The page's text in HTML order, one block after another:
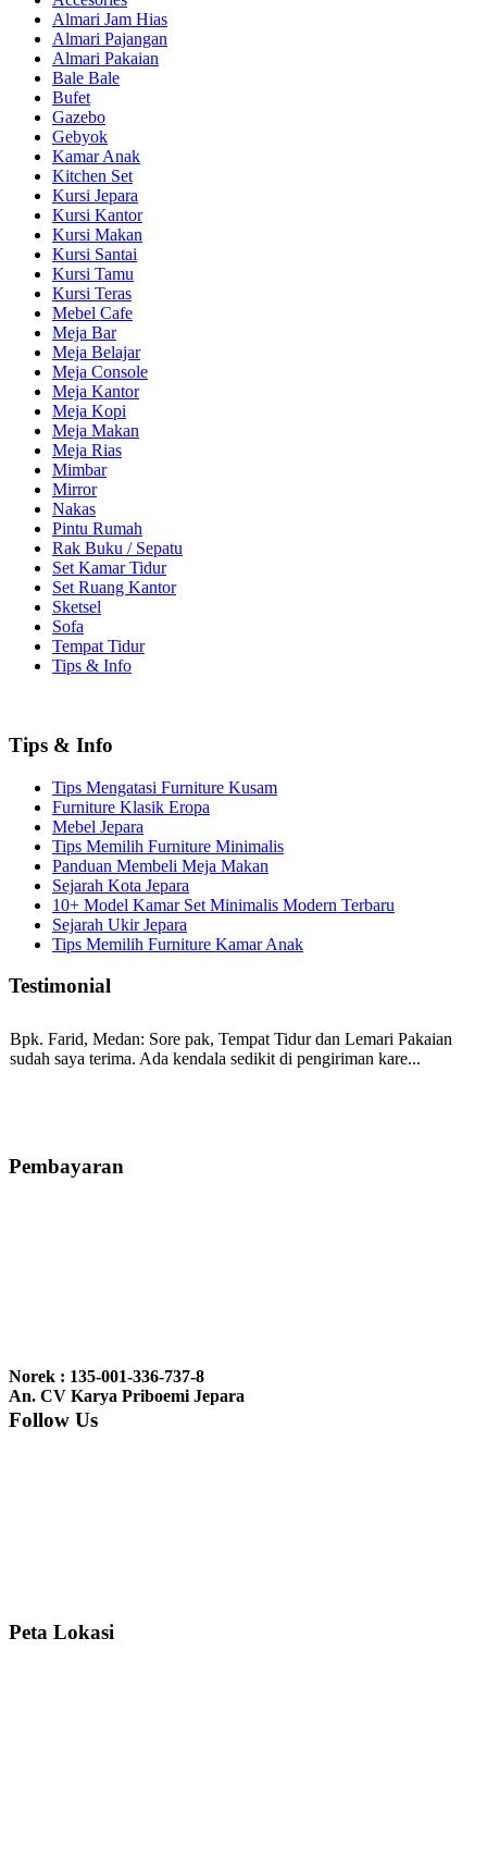
Almari Jam Hias
Almari Pajangan
Almari Pakaian
Bale Bale
Bufet
Gazebo
Gebyok
Kamar Anak
Kitchen Set
Kursi Jepara
Kursi Kantor
Kursi Makan
Kursi Santai
Kursi Tamu
Kursi Teras
Mebel Cafe
Meja Bar
Meja Belajar
Meja Console
Meja Kantor
Meja Kopi
Meja Makan
Meja Rias
Mimbar
Mirror
Nakas
Pintu Rumah
Rak Buku / Sepatu
Set Kamar Tidur
Set Ruang Kantor
Sketsel
Sofa
Tempat Tidur
Tips & Info
Tips & Info
Tips Mengatasi Furniture Kusam
Furniture Klasik Eropa
Mebel Jepara
Tips Memilih Furniture Minimalis
Panduan Membeli Meja Makan
Sejarah Kota Jepara
10+ Model Kamar Set Minimalis Modern Terbaru
Sejarah Ukir Jepara
Tips Memilih Furniture Kamar Anak
Testimonial
Bpk. Farid, Medan: Sore pak, Tempat Tidur dan Lemari Pakaian
sudah saya terima. Ada kendala sedikit di pengiriman kare...
bale2 dan kursi teras saya sudah saya terima dan p...
nyesel deh beli geby...
Pembayaran
Norek : 135-001-336-737-8
An. CV Karya Priboemi Jepara
Follow Us
Peta Lokasi